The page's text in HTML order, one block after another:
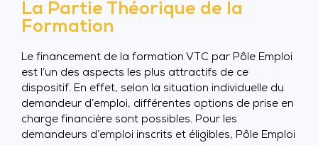
La Partie Théorique de la
Formation
Le financement de la formation VTC par Pôle Emploi
est l’un des aspects les plus attractifs de ce
dispositif. En effet, selon la situation individuelle du
demandeur d’emploi, différentes options de prise en
charge financière sont possibles. Pour les
demandeurs d’emploi inscrits et éligibles, Pôle Emploi